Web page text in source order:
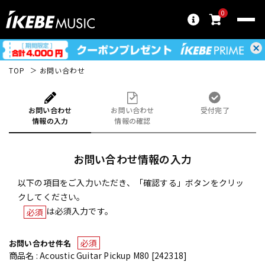
0
TOP お問い合わせ
お問い合わせ
情報の入力
お問い合わせ
情報の確認
受付完了
お問い合わせ情報の入力
以下の項目をご入力いただき、「確認する」ボタンをクリッ
クしてください。
必須 は必須入力です。
お問い合わせ件名
必須
商品名 : Acoustic Guitar Pickup M80 [242318]